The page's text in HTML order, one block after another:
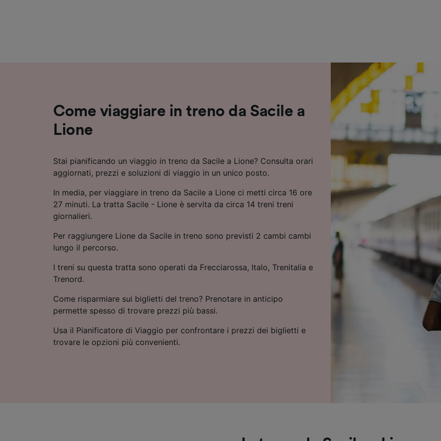
Come viaggiare in treno da Sacile a
Lione
Stai pianificando un viaggio in treno da Sacile a Lione? Consulta orari
aggiornati, prezzi e soluzioni di viaggio in un unico posto.
In media, per viaggiare in treno da Sacile a Lione ci metti circa 16 ore
27 minuti. La tratta Sacile - Lione è servita da circa 14 treni treni
giornalieri.
Per raggiungere Lione da Sacile in treno sono previsti 2 cambi cambi
lungo il percorso.
I treni su questa tratta sono operati da Frecciarossa, Italo, Trenitalia e
Trenord.
Come risparmiare sui biglietti del treno? Prenotare in anticipo
permette spesso di trovare prezzi più bassi.
Usa il Pianificatore di Viaggio per confrontare i prezzi dei biglietti e
trovare le opzioni più convenienti.